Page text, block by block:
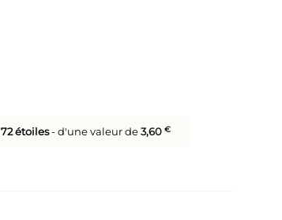
72étoiles- d'une valeur de3,60 €